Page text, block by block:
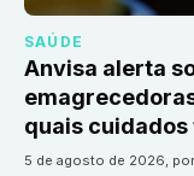
SAÚDE
Anvisa alerta
quais cuidados
5 de agosto de 2026, por